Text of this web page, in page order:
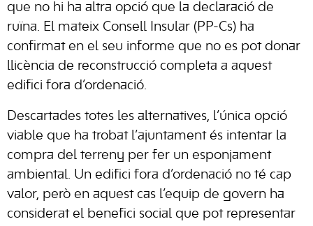
que no hi ha altra opció que la declaració de
ruïna. El mateix Consell Insular (PP-Cs) ha
confirmat en el seu informe que no es pot donar
llicència de reconstrucció completa a aquest
edifici fora d’ordenació.
Descartades totes les alternatives, l’única opció
viable que ha trobat l’ajuntament és intentar la
compra del terreny per fer un esponjament
ambiental. Un edifici fora d’ordenació no té cap
valor, però en aquest cas l’equip de govern ha
considerat el benefici social que pot representar